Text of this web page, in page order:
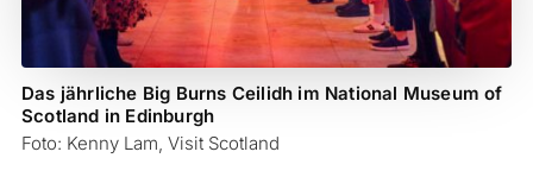
Das jährliche Big Burns Ceilidh im National Museum of
Scotland in Edinburgh
Foto: Kenny Lam, Visit Scotland